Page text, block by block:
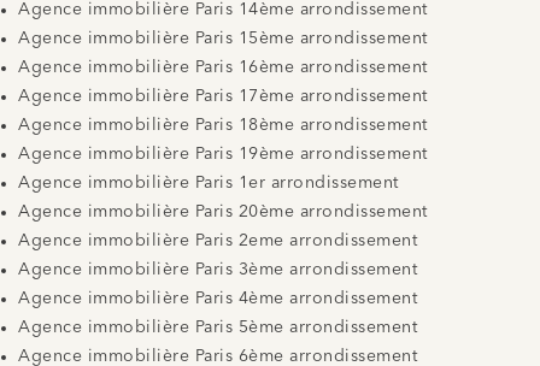
Agence immobilière Paris 14ème arrondissement
Agence immobilière Paris 15ème arrondissement
Agence immobilière Paris 16ème arrondissement
Agence immobilière Paris 17ème arrondissement
Agence immobilière Paris 18ème arrondissement
Agence immobilière Paris 19ème arrondissement
Agence immobilière Paris 1er arrondissement
Agence immobilière Paris 20ème arrondissement
Agence immobilière Paris 2eme arrondissement
Agence immobilière Paris 3ème arrondissement
Agence immobilière Paris 4ème arrondissement
Agence immobilière Paris 5ème arrondissement
Agence immobilière Paris 6ème arrondissement